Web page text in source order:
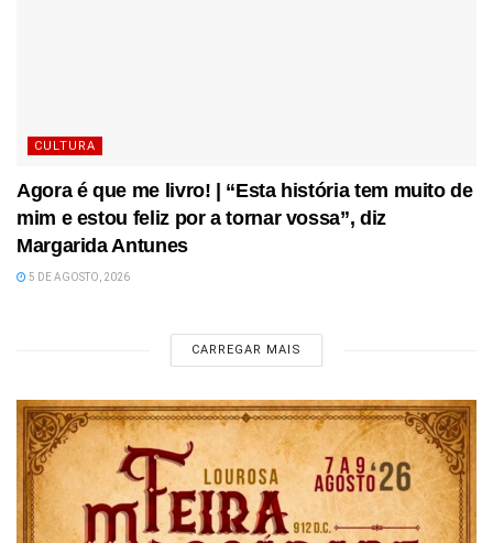
CULTURA
Agora é que me livro! | “Esta história tem muito de
mim e estou feliz por a tornar vossa”, diz
Margarida Antunes
5 DE AGOSTO, 2026
CARREGAR MAIS